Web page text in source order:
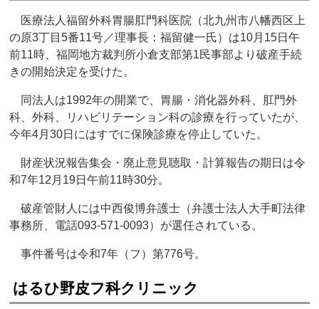
医療法人福留外科胃腸肛門科医院（北九州市八幡西区上
の原3丁目5番11号／理事長：福留健一氏）は10月15日午
前11時、福岡地方裁判所小倉支部第1民事部より破産手続
きの開始決定を受けた。
同法人は1992年の開業で、胃腸・消化器外科、肛門外
科、外科、リハビリテーション科の診療を行っていたが、
今年4月30日にはすでに保険診療を停止していた。
財産状況報告集会・廃止意見聴取・計算報告の期日は令
和7年12月19日午前11時30分。
破産管財人には中西俊博弁護士（弁護士法人大手町法律
事務所、電話093-571-0093）が選任されている。
事件番号は令和7年（フ）第776号。
はるひ野皮フ科クリニック